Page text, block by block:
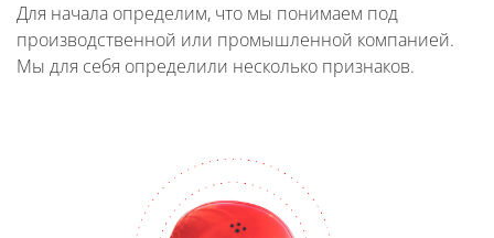
Для начала определим, что мы понимаем под
производственной или промышленной компанией.
Мы для себя определили несколько признаков.